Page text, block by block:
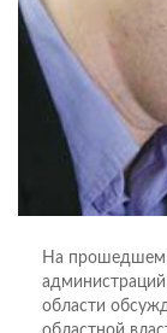
На прошедшем
администраций
области